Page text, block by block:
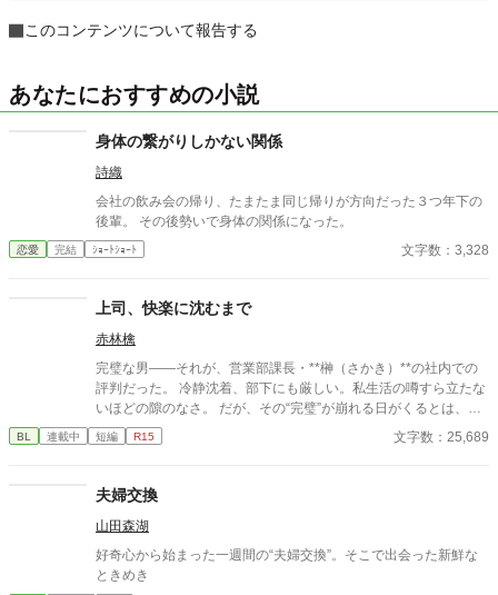
このコンテンツについて報告する
あなたにおすすめの小説
身体の繋がりしかない関係
詩織
会社の飲み会の帰り、たまたま同じ帰りが方向だった３つ年下の
後輩。 その後勢いで身体の関係になった。
恋愛 完結 ｼｮｰﾄｼｮｰﾄ 文字数：3,328
上司、快楽に沈むまで
赤林檎
完璧な男――それが、営業部課長・**榊（さかき）**の社内での
評判だった。 冷静沈着、部下にも厳しい。私生活の噂すら立たな
いほどの隙のなさ。 だが、その“完璧”が崩れる日がくるとは、誰
も想像していなかった。 入社三年目の篠原は、榊の直属の部下。
真面目だが強気で、どこか挑発的な笑みを浮かべる青年。 ある
原は上司に向かって、いつもの穏やかな口調を崩した。「……そ
んな顔、部下には見せないんですね」 疲労で僅かに緩んだ榊の表
情。 その弱さを見逃さず、篠原はデスク越しに距離を詰める。
「強がらなくていいですよ。俺の前では、もう」 指先が榊のネク
タイを掴む。 引き寄せられた瞬間、榊の理性は音を立てて崩れ
BL 連載中 短編 R15 文字数：25,689
夫婦交換
山田森湖
好奇心から始まった一週間の“夫婦交換”。そこで出会った新鮮な
ときめき